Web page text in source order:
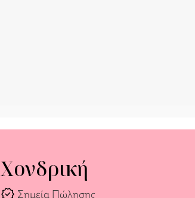
Χονδρική
Σημεία Πώλησης